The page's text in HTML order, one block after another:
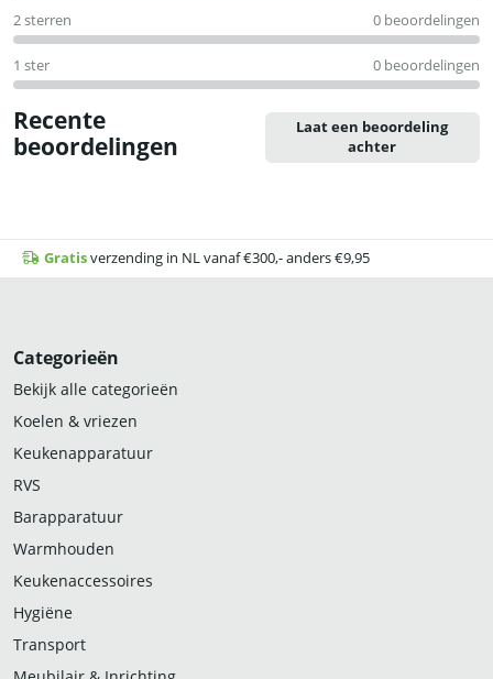
2 sterren 0 beoordelingen
1 ster 0 beoordelingen
Recente
beoordelingen
Laat een beoordeling
achter
Gratisverzending in NL vanaf €300,- anders €9,95
Categorieën
Bekijk alle categorieën
Koelen & vriezen
Keukenapparatuur
RVS
Barapparatuur
Warmhouden
Keukenaccessoires
Hygiëne
Transport